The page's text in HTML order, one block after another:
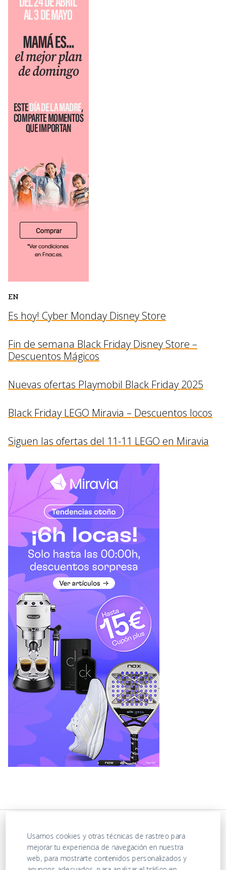
EN
Es hoy! Cyber Monday Disney Store
Fin de semana Black Friday Disney Store –
Descuentos Mágicos
Nuevas ofertas Playmobil Black Friday 2025
Black Friday LEGO Miravia – Descuentos locos
Siguen las ofertas del 11-11 LEGO en Miravia
Usamos cookies y otras técnicas de rastreo para
mejorar tu experiencia de navegación en nuestra
web, para mostrarte contenidos personalizados y